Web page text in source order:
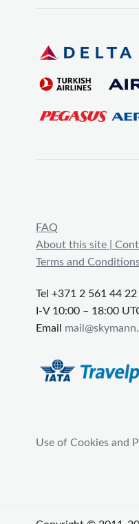
FAQ
About this site |
Terms and
Tel +371 2 561 44 22
I-V 10:00 – 18:00
Email
Use of Cookies and